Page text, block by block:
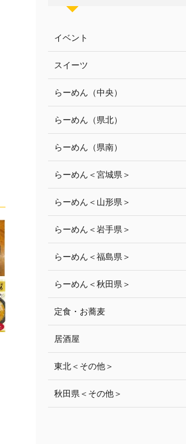
イベント
スイーツ
らーめん（中央）
らーめん（県北）
らーめん（県南）
らーめん＜宮城県＞
らーめん＜山形県＞
らーめん＜岩手県＞
らーめん＜福島県＞
らーめん＜秋田県＞
定食・お蕎麦
居酒屋
東北＜その他＞
秋田県＜その他＞